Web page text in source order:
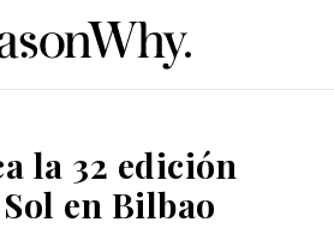
la 32 edición
en Bilbao